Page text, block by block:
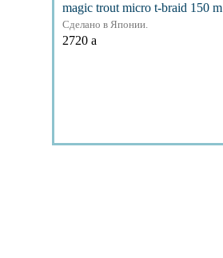
magic trout micro t-braid 150 m
Сделано в Японии.
2720 a